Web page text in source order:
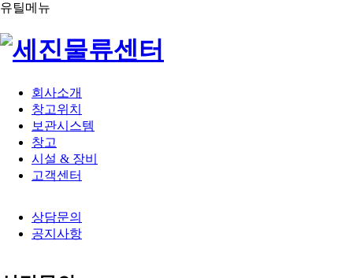
유틸메뉴
회사소개
창고위치
보관시스템
창고
시설 & 장비
고객센터
상담문의
공지사항